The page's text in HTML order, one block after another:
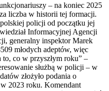
– na koniec 2025
liczba w historii tej formacji.
policji od początku jej
Informacyjnej Agencji
generalny inspektor Marek
młodych adeptów, więc
co w przyszłym roku” –
służbą w policji – w
złożyło podania o
2023 roku. Komendant